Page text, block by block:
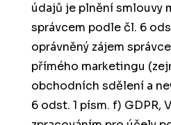
údajů je plnění smlouvy
správcem podle čl. 6
oprávněný zájem
přímého marketingu
obchodních sdělení a
6 odst. 1 písm. f) GDPR,